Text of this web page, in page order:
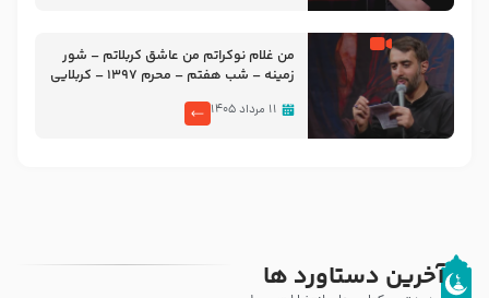
من غلام نوکراتم من عاشق کربلاتم – شور
زمینه – شب هفتم – محرم 1397 – کربلایی
۱۱ مرداد ۱۴۰۵
آخرین دستاورد ها